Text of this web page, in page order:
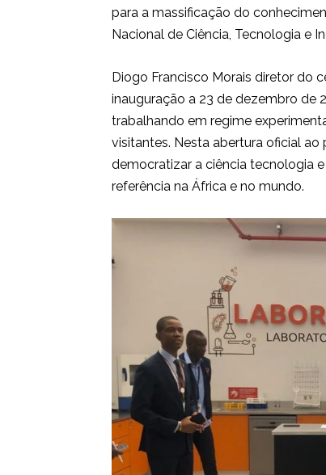
para a massificação do
Nacional de Ciência, Tecnologia e
Diogo Francisco Morais diretor do
inauguração a 23 de dezembro de
trabalhando em regime
visitantes. Nesta abertura oficial
democratizar a ciência tecnologia
referência na África e no mundo.